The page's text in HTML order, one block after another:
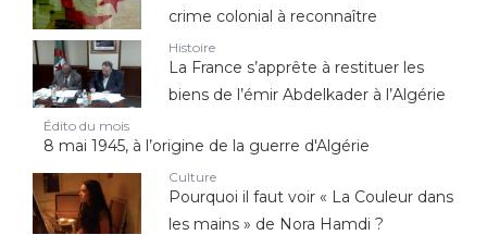
crime colonial à reconnaître
Histoire
La France s’apprête à restituer les
biens de l’émir Abdelkader à l’Algérie
Édito du mois
8 mai 1945, à l’origine de la guerre d'Algérie
Culture
Pourquoi il faut voir « La Couleur dans
les mains » de Nora Hamdi ?